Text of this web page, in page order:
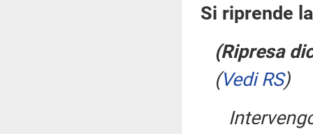
Si riprende
(Ripresa
(Vedi RS)